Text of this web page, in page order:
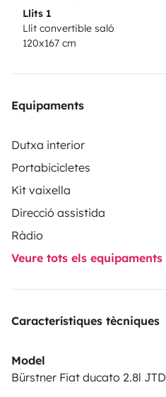
Llits 1
Llit convertible saló
120x167 cm
Equipaments
Dutxa interior
Portabicicletes
Kit vaixella
Direcció assistida
Ràdio
Veure tots els equipaments
Característiques tècniques
Model
Bürstner Fiat ducato 2.8l JTD